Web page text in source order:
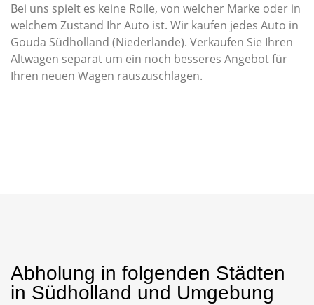
Bei uns spielt es keine Rolle, von welcher Marke oder in
welchem Zustand Ihr Auto ist. Wir kaufen jedes Auto in
Gouda Südholland (Niederlande). Verkaufen Sie Ihren
Altwagen separat um ein noch besseres Angebot für
Ihren neuen Wagen rauszuschlagen.
Abholung in folgenden Städten
in Südholland und Umgebung